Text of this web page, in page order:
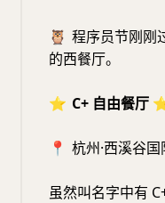
🦉 程序员节刚刚
的西餐厅。
⭐️ C+ 自由餐厅
📍 杭州·西溪谷
虽然叫名字中有